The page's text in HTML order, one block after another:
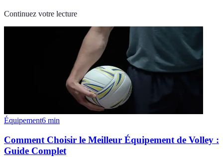
Continuez votre lecture
Équipement6 min
Comment Choisir le Meilleur Équipement de Volley :
Guide Complet